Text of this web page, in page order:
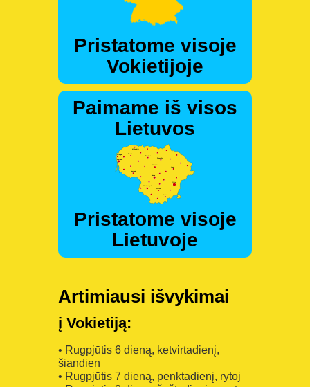
Pristatome visoje
Vokietijoje
Paimame iš visos
Lietuvos
Pristatome visoje
Lietuvoje
Artimiausi išvykimai
į Vokietiją:
• Rugpjūtis 6 dieną, ketvirtadienį,
šiandien
• Rugpjūtis 7 dieną, penktadienį, rytoj